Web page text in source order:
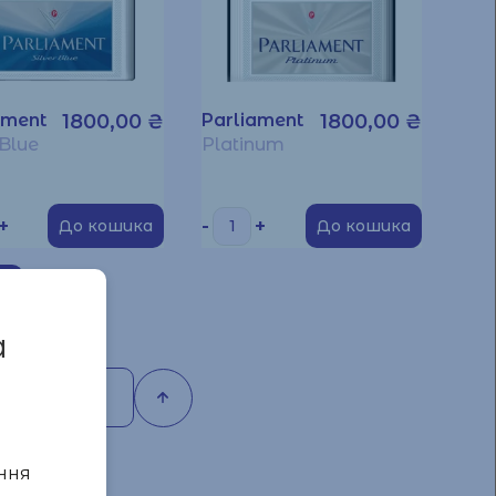
1800,00 ₴
+ До кошика
Parliament
Platinum
1800,00 ₴
- + До кошика